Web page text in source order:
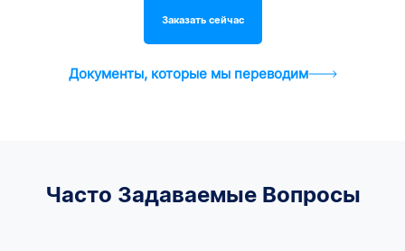
Заказать сейчас
Документы, которые мы переводим
Часто Задаваемые Вопросы